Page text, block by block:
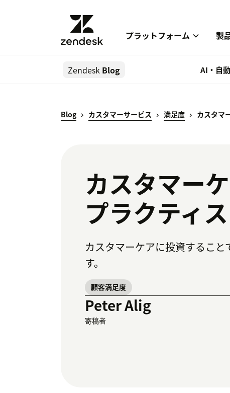
プラットフォーム 製
Zendesk Blog AI・自
Blog カスタマーサービス 満足度 カスタマ
カスタマー
プラクティス
カスタマーケアに投資するこ
す。
顧客満足度
Peter Alig
寄稿者